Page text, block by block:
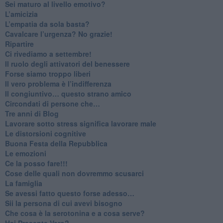
​Sei maturo al livello emotivo?
​L’amicizia
​L’empatia da sola basta?
​Cavalcare l’urgenza? No grazie!
Ripartire
​Ci rivediamo a settembre!
​Il ruolo degli attivatori del benessere
​Forse siamo troppo liberi
​Il vero problema è l’indifferenza
​Il congiuntivo… questo strano amico
​Circondati di persone che…
​Tre anni di Blog
​Lavorare sotto stress significa lavorare male
​Le distorsioni cognitive
​Buona Festa della Repubblica
Le emozioni
​Ce la posso fare!!!
​Cose delle quali non dovremmo scusarci
​La famiglia
​Se avessi fatto questo forse adesso…
​Sii la persona di cui avevi bisogno
Che cosa è la serotonina e a cosa serve?